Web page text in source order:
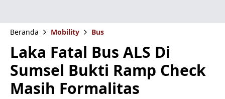
Beranda Mobility Bus
Laka Fatal Bus ALS Di
Sumsel Bukti Ramp Check
Masih Formalitas